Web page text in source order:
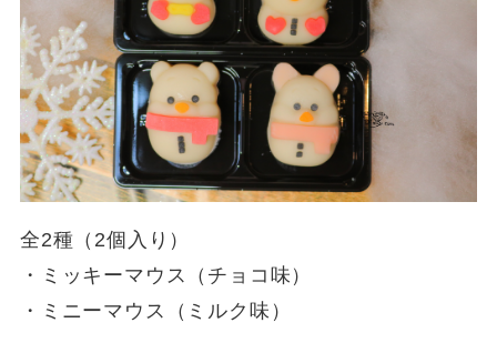
全2種（2個入り）
・ミッキーマウス（チョコ味）
・ミニーマウス（ミルク味）